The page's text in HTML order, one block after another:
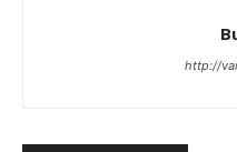
http://